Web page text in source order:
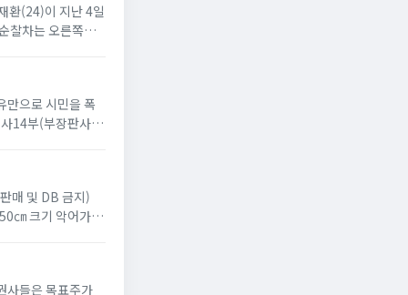
환(24)이 지난 4일
찰차는 오른쪽으
만으로 시민을 폭
14부(부장판사 윤
매 및 DB 금지)
㎝ 크기 악어가 있
사들은 목표주가